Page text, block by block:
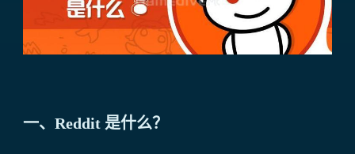
一、Reddit 是什么？